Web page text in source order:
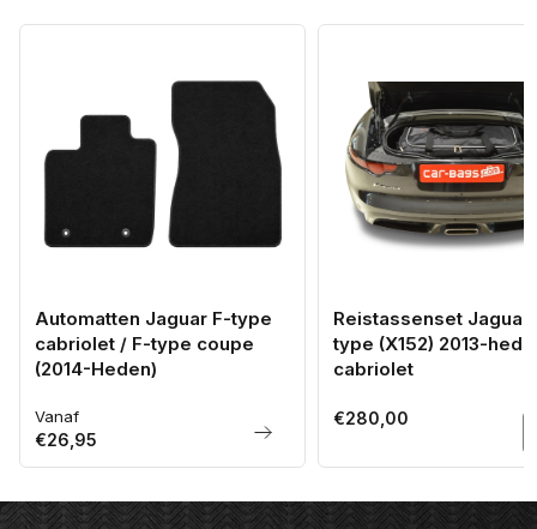
Automatten Jaguar F-type
cabriolet / F-type coupe
(2014-Heden)
Normale
prijs
Vanaf
€26,95
Reistassenset Jaguar
type (X152) 2013-
cabriolet
Normale
€280,00